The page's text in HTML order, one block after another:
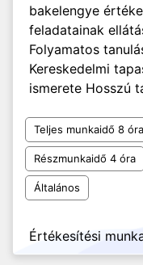
bakelengye
feladatainak
Folyamatos
Kereskedelmi
ismerete Hosszú
Teljes munkaidő 8 óra
Részmunkaidő 4 óra
Általános
Értékesítési